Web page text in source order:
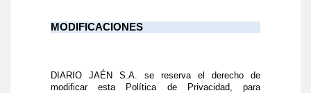
MODIFICACIONES
DIARIO JAÉN S.A. se reserva el derecho de
modificar esta Política de Privacidad, para